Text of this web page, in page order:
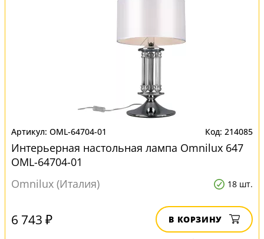
OML-64704-01 214085
Интерьерная настольная лампа Omnilux 647
OML-64704-01
Omnilux (Италия)
18 шт.
6 743 ₽ В КОРЗИНУ